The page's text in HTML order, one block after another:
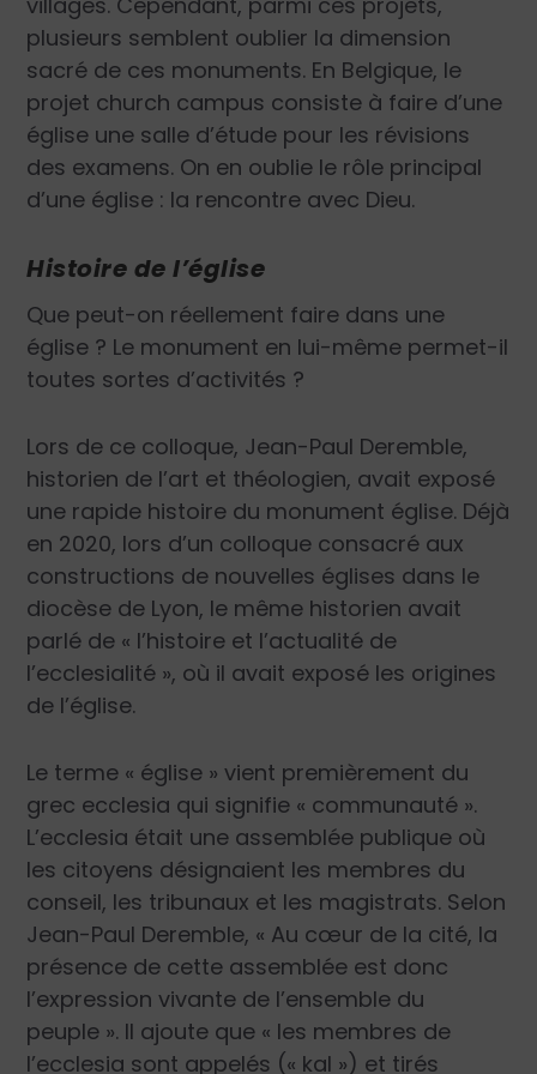
plusieurs semblent oublier la dimension
sacré de ces monuments. En Belgique, le
projet church campus consiste à faire d’une
église une salle d’étude pour les révisions
des examens. On en oublie le rôle principal
d’une église : la rencontre avec Dieu.
Histoire de l’église
Que peut-on réellement faire dans une
église ? Le monument en lui-même permet-il
toutes sortes d’activités ?
Lors de ce colloque, Jean-Paul Deremble,
historien de l’art et théologien, avait exposé
une rapide histoire du monument église. Déjà
en 2020, lors d’un colloque consacré aux
constructions de nouvelles églises dans le
diocèse de Lyon, le même historien avait
parlé de « l’histoire et l’actualité de
l’ecclesialité », où il avait exposé les origines
de l’église.
Le terme « église » vient premièrement du
grec ecclesia qui signifie « communauté ».
L’ecclesia était une assemblée publique où
les citoyens désignaient les membres du
conseil, les tribunaux et les magistrats. Selon
Jean-Paul Deremble, « Au cœur de la cité, la
présence de cette assemblée est donc
l’expression vivante de l’ensemble du
peuple ». Il ajoute que « les membres de
l’ecclesia sont appelés (« kal ») et tirés